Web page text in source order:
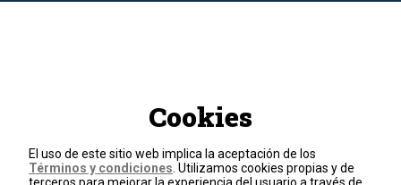
Cookies
El uso de este sitio web implica la aceptación de los
Términos y condiciones . Utilizamos cookies propias y de